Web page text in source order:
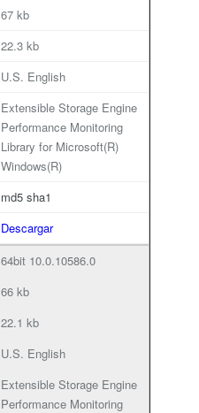
67 kb
22.3 kb
U.S. English
Extensible Storage Engine
Performance Monitoring
Library for Microsoft(R)
Windows(R)
md5 sha1
Descargar
64bit 10.0.10586.0
66 kb
22.1 kb
U.S. English
Extensible Storage Engine
Performance Monitoring